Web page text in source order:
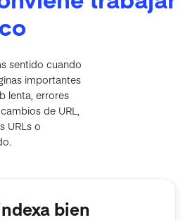
sentido cuando
importantes
lenta, errores
de URL,
URLs o
bien